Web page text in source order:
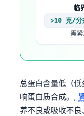
临
>10 克/分
需紧
总蛋白含量低（
响蛋白质合成。,
养不良或吸收不